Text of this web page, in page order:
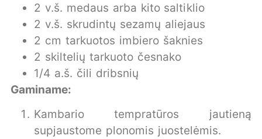
2 v.š. medaus arba kito saltiklio
2 v.š. skrudintų sezamų aliejaus
2 cm tarkuotos imbiero šaknies
2 skiltelių tarkuoto česnako
1/4 a.š. čili dribsnių
Gaminame:
Kambario tempratūros jautieną
supjaustome plonomis juostelėmis.